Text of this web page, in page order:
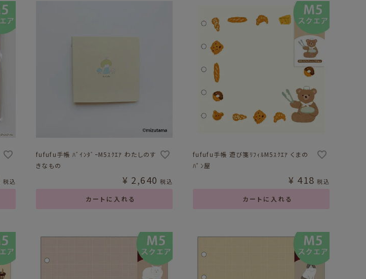
税込
fufufu手帳 ﾊﾞｲﾝﾀﾞｰM5ｽｸｴｱ わたしのす
きなもの
カートに入れる
¥ 2,640 税込
fufufu手帳 遊び箋ﾘﾌｨﾙM5ｽｸｴｱ くまの
ﾊﾟﾝ屋
カートに入れる
¥ 418 税込